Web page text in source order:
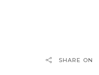
SHARE ON